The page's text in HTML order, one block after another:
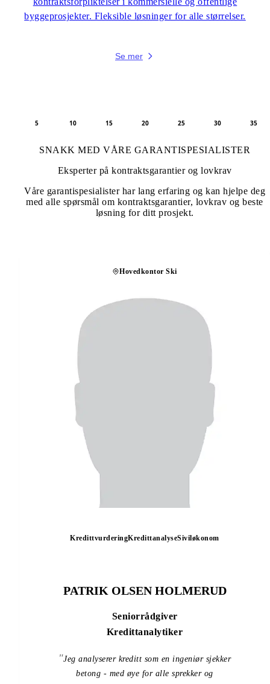
byggeprosjekter. Fleksible løsninger for alle størrelser.
Se mer
SNAKK MED VÅRE GARANTISPESIALISTER
Eksperter på kontraktsgarantier og lovkrav
Våre garantispesialister har lang erfaring og kan hjelpe deg
med alle spørsmål om kontraktsgarantier, lovkrav og beste
løsning for ditt prosjekt.
Hovedkontor Ski
KredittvurderingKredittanalyseSiviløkonom
PATRIK OLSEN HOLMERUD
Seniorrådgiver
Kredittanalytiker
Jeg analyserer kreditt som en ingeniør sjekker
betong - med øye for alle sprekker og
5 10 15 20 25 30 35